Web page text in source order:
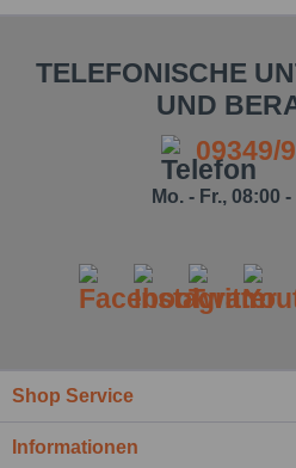
TELEFONISCHE
UND
09349/
Mo. - Fr., 08:00
Shop Service
Informationen